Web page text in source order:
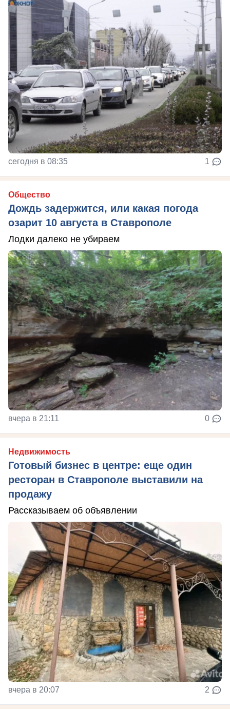
сегодня в 08:35 1
Общество
Дождь задержится, или какая погода
озарит 10 августа в Ставрополе
Лодки далеко не убираем
вчера в 21:11 0
Недвижимость
Готовый бизнес в центре: еще один
ресторан в Ставрополе выставили на
продажу
Рассказываем об объявлении
вчера в 20:07 2